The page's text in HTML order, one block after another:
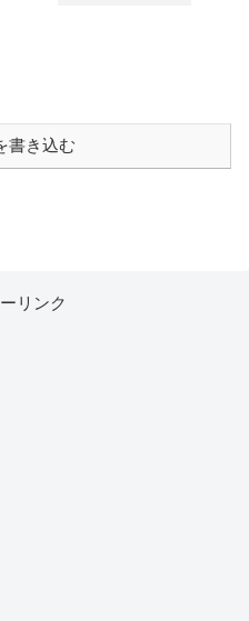
書き込む
リンク